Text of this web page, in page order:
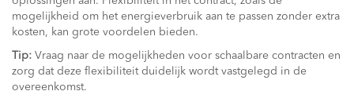
mogelijkheid om het energieverbruik aan te passen zonder extra
kosten, kan grote voordelen bieden.
Tip: Vraag naar de mogelijkheden voor schaalbare contracten en
zorg dat deze flexibiliteit duidelijk wordt vastgelegd in de
overeenkomst.